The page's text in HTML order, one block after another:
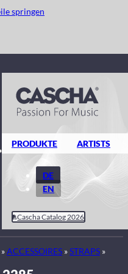
springen
PRODUKTE ARTISTS
DE
EN
Cascha Catalog 2026
»ACCESSOIRES »STRAPS »